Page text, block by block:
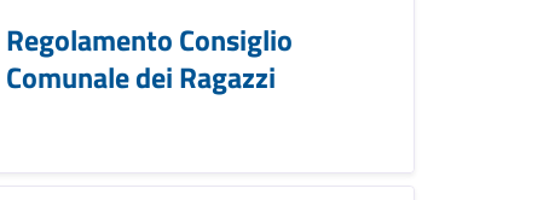
Regolamento Consiglio
Comunale dei Ragazzi